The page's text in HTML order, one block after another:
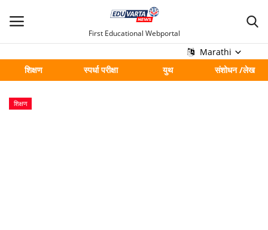
First Educational Webportal
Marathi
शिक्षण
स्पर्धा परीक्षा युथ संशोधन /लेख
मुख्य
Contact
शिक्षण